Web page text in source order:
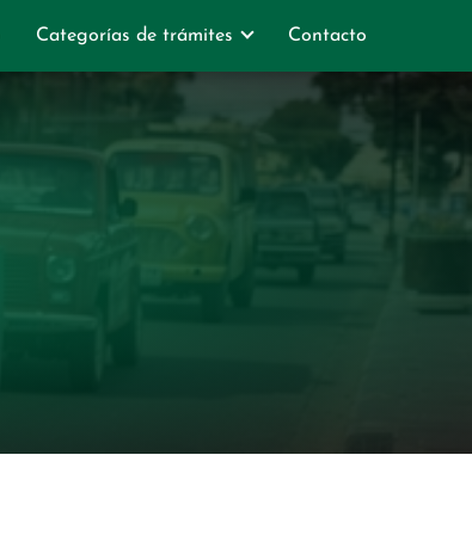
Categorías de trámites Contacto